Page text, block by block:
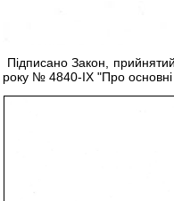
Підписано Закон,
року № 4840-IX "Про